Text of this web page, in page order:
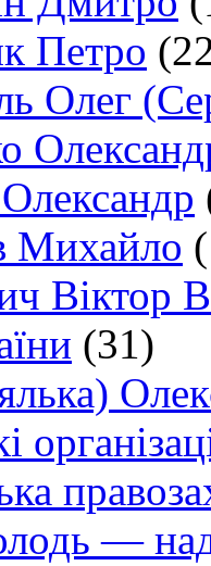
Петро
Олег
Михайло
Віктор
(31)
—